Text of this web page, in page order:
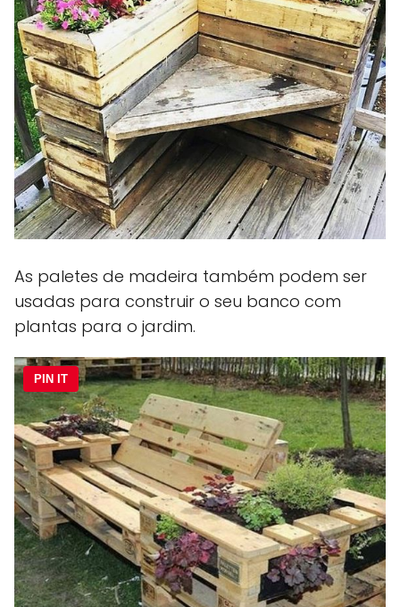
As paletes de madeira também podem ser
usadas para construir o seu banco com
plantas para o jardim.
PIN IT